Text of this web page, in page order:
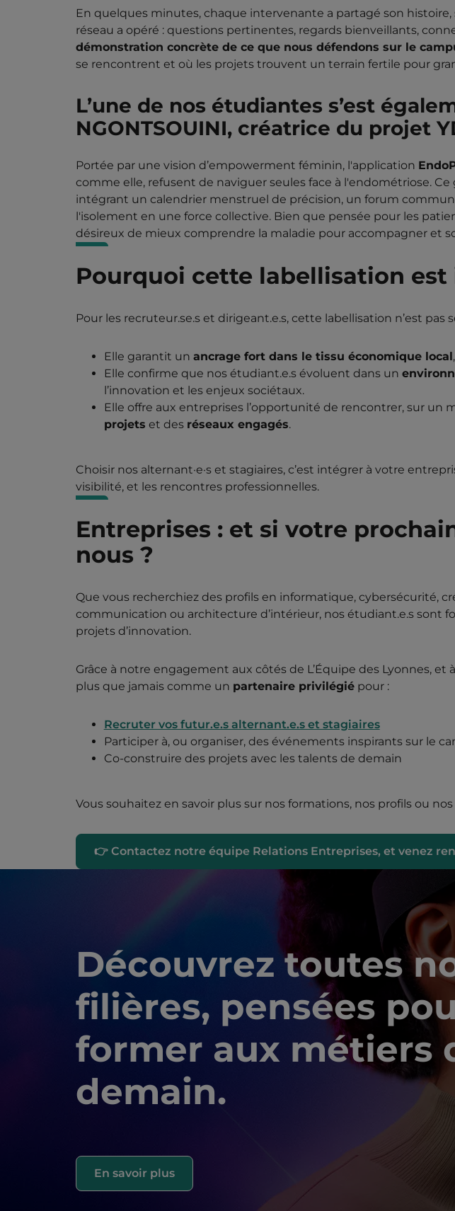
En quelques minutes, chaque intervenante a partagé son
réseau a opéré : questions pertinentes, regards bienveillants,
démonstration concrète de ce que nous défendons sur le
se rencontrent et où les projets trouvent un terrain fertile pour
L’une de nos étudiantes s’est
NGONTSOUINI, créatrice du projet
Portée par une vision d’empowerment féminin, l'application
comme elle, refusent de naviguer seules face à l'endométriose.
intégrant un calendrier menstruel de précision, un forum
l'isolement en une force collective. Bien que pensée pour les
désireux de mieux comprendre la maladie pour accompagner et
Pourquoi cette labellisation
Pour les recruteur.se.s et dirigeant.e.s, cette labellisation n’est
Elle garantit un ancrage fort dans le tissu économique local
Elle confirme que nos étudiant.e.s évoluent dans un
l’innovation et les enjeux sociétaux.
Elle offre aux entreprises l’opportunité de rencontrer, sur un
projets et des réseaux engagés.
Choisir nos alternant·e·s et stagiaires, c’est intégrer à votre
visibilité, et les rencontres professionnelles.
Entreprises : et si votre
nous ?
Que vous recherchiez des profils en informatique, cybersécurité,
communication ou architecture d’intérieur, nos étudiant.e.s sont
projets d’innovation.
Grâce à notre engagement aux côtés de L’Équipe des Lyonnes,
plus que jamais comme un partenaire privilégiépour :
Recruter vos futur.e.s alternant.e.s et stagiaires
Participer à, ou organiser, des événements inspirants sur le
Co-construire des projets avec les talents de demain
Vous souhaitez en savoir plus sur nos formations, nos profils ou
👉 Contactez notre équipe Relations Entreprises, et venez
Découvrez toutes
filières, pensées
former aux métiers
demain.
En savoir plus